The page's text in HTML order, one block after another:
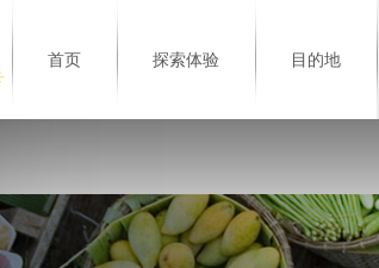
首页 探索体验 目的地